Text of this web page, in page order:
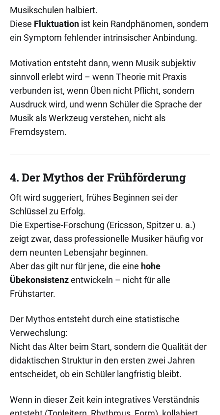
Musikschulen halbiert.
Diese Fluktuation ist kein Randphänomen, sondern
ein Symptom fehlender intrinsischer Anbindung.
Motivation entsteht dann, wenn Musik subjektiv
sinnvoll erlebt wird – wenn Theorie mit Praxis
verbunden ist, wenn Üben nicht Pflicht, sondern
Ausdruck wird, und wenn Schüler die Sprache der
Musik als Werkzeug verstehen, nicht als
Fremdsystem.
4. Der Mythos der Frühförderung
Oft wird suggeriert, frühes Beginnen sei der
Schlüssel zu Erfolg.
Die Expertise-Forschung (Ericsson, Spitzer u. a.)
zeigt zwar, dass professionelle Musiker häufig vor
dem neunten Lebensjahr beginnen.
Aber das gilt nur für jene, die eine hohe
Übekonsistenzentwickeln – nicht für alle
Frühstarter.
Der Mythos entsteht durch eine statistische
Verwechslung:
Nicht das Alter beim Start, sondern die Qualität der
didaktischen Struktur in den ersten zwei Jahren
entscheidet, ob ein Schüler langfristig bleibt.
Wenn in dieser Zeit kein integratives Verständnis